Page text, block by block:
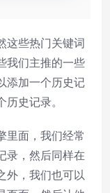
这些热门关键词
我们主推的一些
添加一个历史记
史记录。
里面，我们经常
录，然后同样在
外，我们也可以